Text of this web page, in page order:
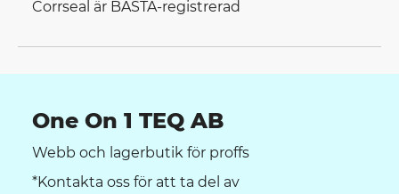
Corrseal är BASTA-registrerad
One On 1 TEQ AB
Webb och lagerbutik för proffs
*Kontakta oss för att ta del av